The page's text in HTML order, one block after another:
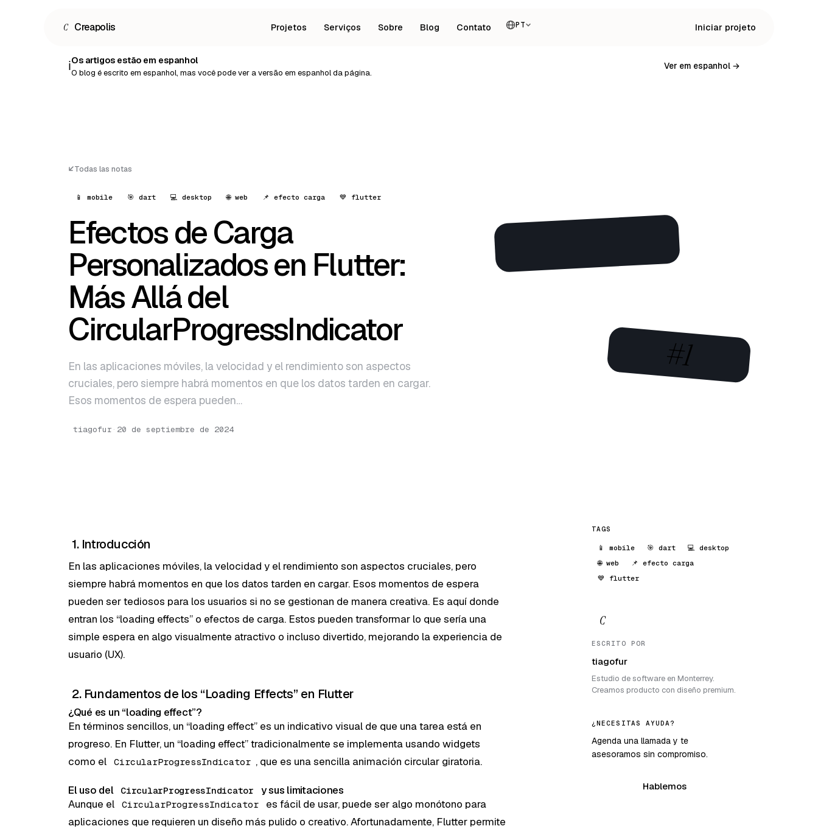
C Creapolis Projetos Serviços Sobre Blog Contato PT Iniciar projeto
ℹ️Os artigos estão em espanhol
O blog é escrito em espanhol, mas você pode ver a versão em espanhol da página.
Ver em espanhol →
Todas las notas
📱 mobile 🎯 dart 💻 desktop 🌐 web 📌 efecto carga 💙 flutter
Efectos de Carga
Personalizados en Flutter:
Más Allá del
CircularProgressIndicator
En las aplicaciones móviles, la velocidad y el rendimiento son aspectos
cruciales, pero siempre habrá momentos en que los datos tarden en cargar.
Esos momentos de espera pueden…
tiagofur · 20 de septiembre de 2024
#1
1. Introducción
En las aplicaciones móviles, la velocidad y el rendimiento son aspectos cruciales, pero
siempre habrá momentos en que los datos tarden en cargar. Esos momentos de espera
pueden ser tediosos para los usuarios si no se gestionan de manera creativa. Es aquí donde
entran los “loading effects” o efectos de carga. Estos pueden transformar lo que sería una
simple espera en algo visualmente atractivo o incluso divertido, mejorando la experiencia de
usuario (UX).
2. Fundamentos de los “Loading Effects” en Flutter
¿Qué es un “loading effect”?
En términos sencillos, un “loading effect” es un indicativo visual de que una tarea está en
progreso. En Flutter, un “loading effect” tradicionalmente se implementa usando widgets
como el
CircularProgressIndicator , que es una sencilla animación circular giratoria.
El uso del CircularProgressIndicator
y sus limitaciones
Aunque el
CircularProgressIndicator
es fácil de usar, puede ser algo monótono para
aplicaciones que requieren un diseño más pulido o creativo. Afortunadamente, Flutter permite
TAGS
📱 mobile 🎯 dart
💻 desktop
🌐 web
📌 efecto carga
💙 flutter
C
ESCRITO POR
tiagofur
Estudio de software en Monterrey.
Creamos producto con diseño premium.
¿NECESITAS AYUDA?
Agenda una llamada y te
asesoramos sin compromiso.
Hablemos